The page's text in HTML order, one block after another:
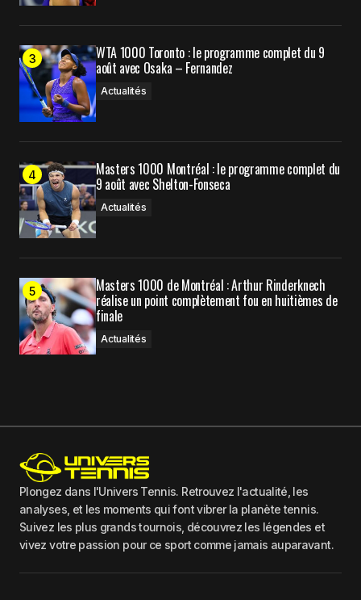
WTA 1000 Toronto : le programme complet du 9
août avec Osaka – Fernandez
Actualités
Masters 1000 Montréal : le programme complet du
9 août avec Shelton-Fonseca
Actualités
Masters 1000 de Montréal : Arthur Rinderknech
réalise un point complètement fou en huitièmes de
finale
Actualités
Plongez dans l'Univers Tennis. Retrouvez l'actualité, les
analyses, et les moments qui font vibrer la planète tennis.
Suivez les plus grands tournois, découvrez les légendes et
vivez votre passion pour ce sport comme jamais auparavant.